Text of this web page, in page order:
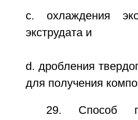
c. охлаждения
экструдата и
d. дробления
для получения
29. Способ